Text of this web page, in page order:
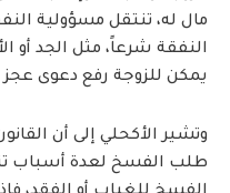
مال له، تنتقل مسؤولية
النفقة شرعاً، مثل الجد أو
يمكن للزوجة رفع دعوى عجز
وتشير الأكحلي إلى أن
طلب الفسخ لعدة أسباب